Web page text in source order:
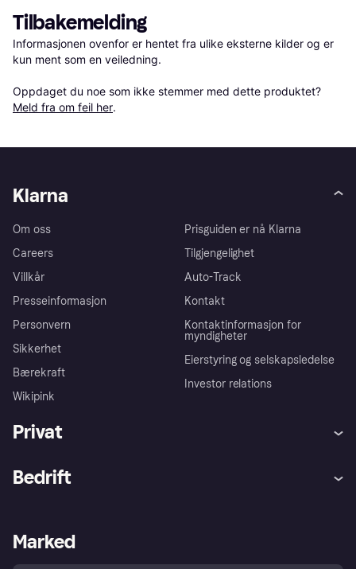
Tilbakemelding
Informasjonen ovenfor er hentet fra ulike eksterne kilder og er
kun ment som en veiledning.
Oppdaget du noe som ikke stemmer med dette produktet?
Meld fra om feil her.
Klarna
Om oss
Careers
Villkår
Presseinformasjon
Personvern
Sikkerhet
Bærekraft
Wikipink
Prisguiden er nå Klarna
Tilgjengelighet
Auto-Track
Kontakt
Kontaktinformasjon for
myndigheter
Eierstyring og selskapsledelse
Investor relations
Privat
Utforsk butikker
Bedrift
Merchant portal
Marked